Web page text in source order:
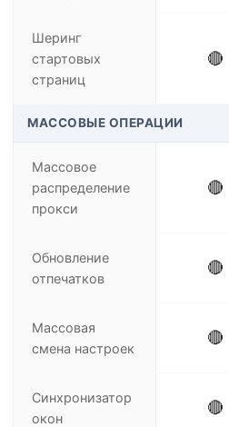
Шеринг
стартовых
страниц
🔴
МАССОВЫЕ ОПЕРАЦИИ
Массовое
распределение
прокси
🔴
Обновление
отпечатков
🔴
Массовая
смена настроек
🔴
Синхронизатор
окон
🔴